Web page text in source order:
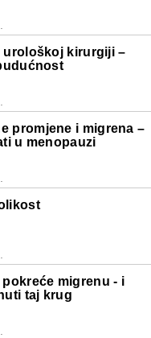
urološkoj kirurgiji –
promjene i migrena –
u menopauzi
pokreće migrenu - i
taj krug